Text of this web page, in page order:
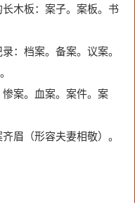
木板：案子。案板。书
：档案。备案。议案。
案。血案。案件。案
眉（形容夫妻相敬）。